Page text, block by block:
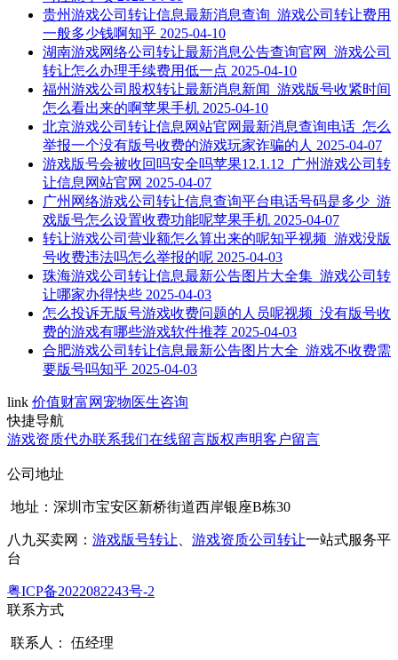
贵州游戏公司转让信息最新消息查询_游戏公司转让费用
一般多少钱啊知乎 2025-04-10
湖南游戏网络公司转让最新消息公告查询官网_游戏公司
转让怎么办理手续费用低一点 2025-04-10
福州游戏公司股权转让最新消息新闻_游戏版号收紧时间
怎么看出来的啊苹果手机 2025-04-10
北京游戏公司转让信息网站官网最新消息查询电话_怎么
举报一个没有版号收费的游戏玩家诈骗的人 2025-04-07
游戏版号会被收回吗安全吗苹果12.1.12_广州游戏公司转
让信息网站官网 2025-04-07
广州网络游戏公司转让信息查询平台电话号码是多少_游
戏版号怎么设置收费功能呢苹果手机 2025-04-07
转让游戏公司营业额怎么算出来的呢知乎视频_游戏没版
号收费违法吗怎么举报的呢 2025-04-03
珠海游戏公司转让信息最新公告图片大全集_游戏公司转
让哪家办得快些 2025-04-03
怎么投诉无版号游戏收费问题的人员呢视频_没有版号收
费的游戏有哪些游戏软件推荐 2025-04-03
合肥游戏公司转让信息最新公告图片大全_游戏不收费需
要版号吗知乎 2025-04-03
link 价值财富网 宠物医生咨询
快捷导航
游戏资质代办联系我们在线留言版权声明客户留言
公司地址
地址：深圳市宝安区新桥街道西岸银座B栋30
八九买卖网： 游戏版号转让 游戏资质公司转让一站式服务平
台
粤ICP备2022082243号-2
联系方式
联系人： 伍经理